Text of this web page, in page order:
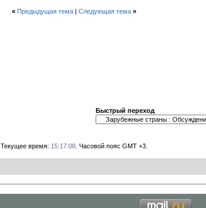
« Предыдущая тема| Следующая тема »
Быстрый переход
Текущее время: 15:17:08. Часовой пояс GMT +3.